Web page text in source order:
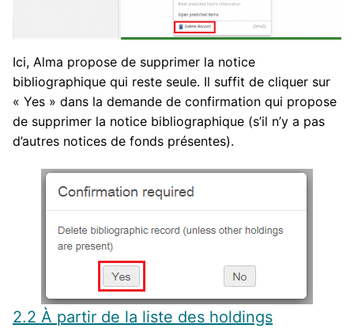
Ici, Alma propose de supprimer la notice
bibliographique qui reste seule. Il suffit de cliquer sur
« Yes » dans la demande de confirmation qui propose
de supprimer la notice bibliographique (s’il n’y a pas
d’autres notices de fonds présentes).
2.2 À partir de la liste des holdings